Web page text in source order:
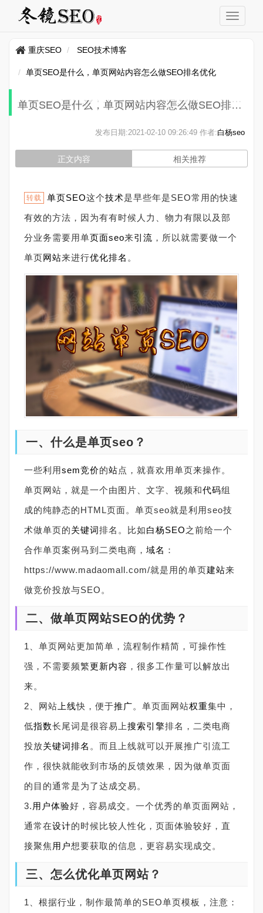
重庆SEO SEO技术博客
单页SEO是什么，单页网站内容怎么做SEO排名优化
单页SEO是什么，单页网站内容怎么做SEO排名优化
发布日期:2021-02-10 09:26:49 作者:白杨seo
正文内容 相关推荐
转载 单页SEO这个技术是早些年是SEO常用的快速
有效的方法，因为有有时候人力、物力有限以及部
分业务需要用单页面seo来引流 ，所以就需要做一个
单页网站来进行优化排名 。
一、什么是单页seo？
一些利用sem竞价的站点，就喜欢用单页来操作。
单页网站，就是一个由图片、文字、视频和代码组
成的纯静态的HTML页面。单页seo就是利用seo技
术做单页的关键词排名。比如白杨SEO之前给一个
合作单页案例马到二类电商， 域名 ：
https://www.madaomall.com/就是用的单页建站来
做竞价投放与SEO。
二、做单页网站SEO的优势？
1、单页网站更加简单，流程制作精简，可操作性
强，不需要频繁更新内容 ，很多工作量可以解放出
来。
2、网站 上线快，便于推广。单页面网站权重集中，
低指数长尾词是很容易上搜索引擎排名，二类电商
投放关键词排名 。而且上线就可以开展推广引流工
作，很快就能收到市场的反馈效果，因为做单页面
的目的通常是为了达成交易。
3. 用户体验好，容易成交。一个优秀的单页面网站，
通常在设计的时候比较人性化，页面体验较好，直
接聚焦 用户想要获取的信息，更容易实现成交。
三、怎么优化单页网站？
1、根据行业，制作最简单的SEO单页模板，注意：